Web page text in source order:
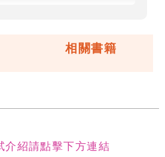
相關書籍
介紹請點擊下方連結